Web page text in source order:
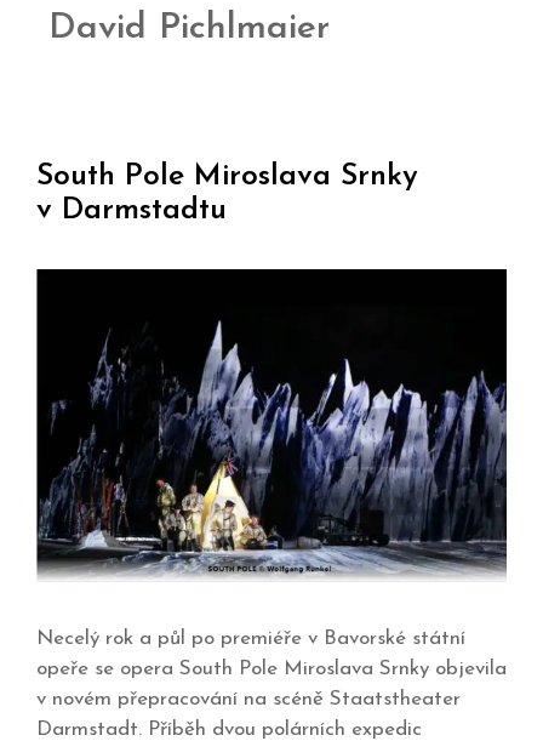
David Pichlmaier
South Pole Miroslava Srnky
v Darmstadtu
Necelý rok a půl po premiéře v Bavorské státní
opeře se opera South Pole Miroslava Srnky objevila
v novém přepracování na scéně Staatstheater
Darmstadt. Příběh dvou polárních expedic